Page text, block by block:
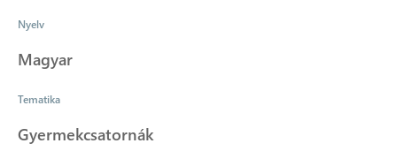
Nyelv
Magyar
Tematika
Gyermekcsatornák